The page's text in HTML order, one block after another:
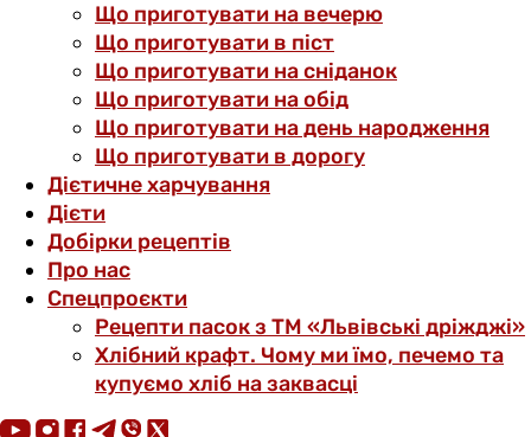
Що приготувати на вечерю
Що приготувати в піст
Що приготувати на сніданок
Що приготувати на обід
Що приготувати на день народження
Що приготувати в дорогу
Дієтичне харчування
Дієти
Добірки рецептів
Про нас
Спецпроєкти
Рецепти пасок з ТМ «Львівські дріжджі»
Хлібний крафт. Чому ми їмо, печемо та
купуємо хліб на заквасці